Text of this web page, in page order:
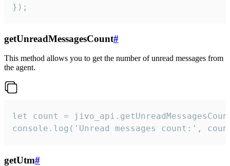
});
getUnreadMessagesCount#
This method allows you to get the number of unread messages from
the agent.
let count =
console.log('Unread messages count:',
getUtm#